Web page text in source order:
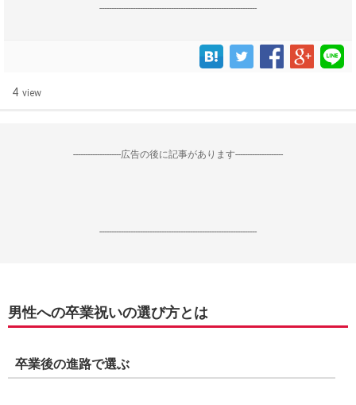
------------------------------------------------------------------
4 view
--------------------広告の後に記事があります--------------------
------------------------------------------------------------------
男性への卒業祝いの選び方とは
卒業後の進路で選ぶ